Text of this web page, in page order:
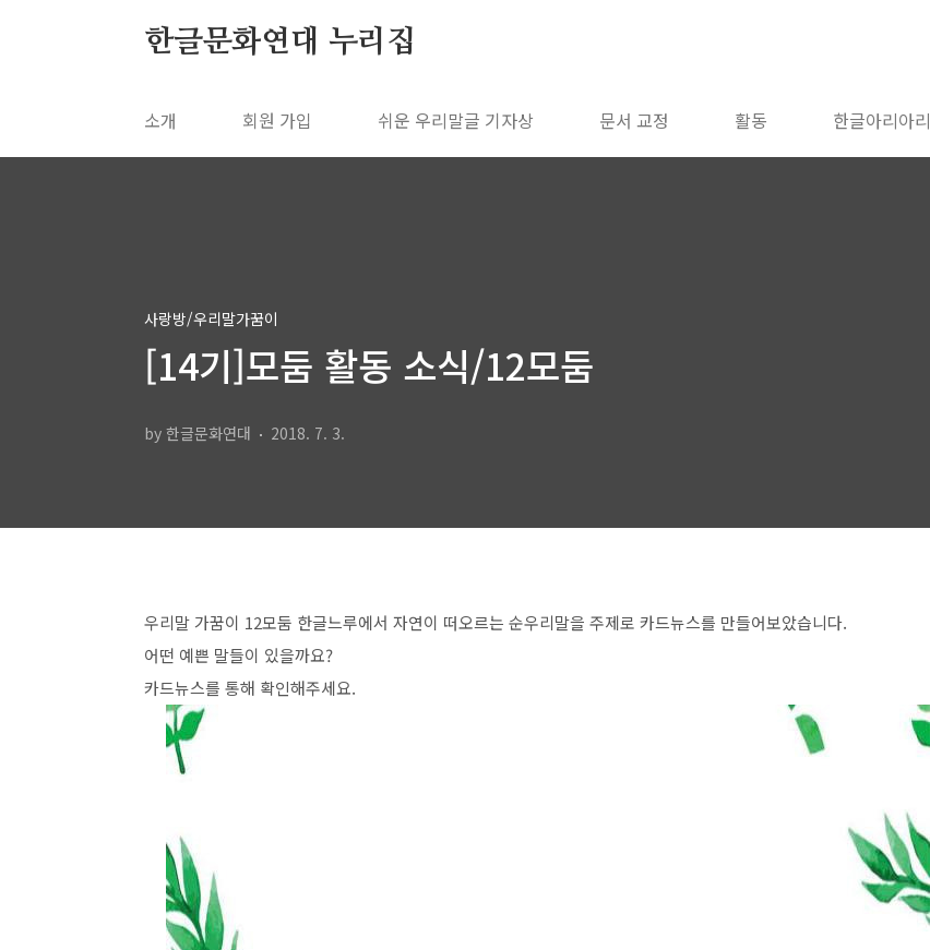
한글문화연대 누리집
소개 회원 가입 쉬운 우리말글 기자상 문서 교정 활동 한글아리아리
사랑방/우리말가꿈이
[14기]모둠 활동 소식/12모둠
by 한글문화연대 2018. 7. 3.
우리말 가꿈이 12모둠 한글느루에서 자연이 떠오르는 순우리말을 주제로 카드뉴스를 만들어보았습니다.
어떤 예쁜 말들이 있을까요?
카드뉴스를 통해 확인해주세요.